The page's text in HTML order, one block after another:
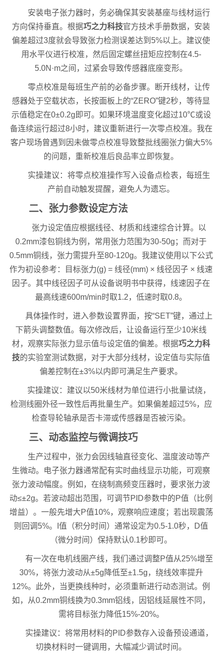
安装电子张力器时，务必确保其安装基座与线材运行
方向保持垂直。根据巧之力科技官方技术手册数据，安装
偏差超过3度就会导致张力检测误差达到5%以上。建议使
用水平仪进行校准，然后固定螺丝扭矩应控制在4.5-
5.0N·m之间，过紧会导致传感器底座变形。
零点校准是每班生产前的必备步骤。断开线材，让传
感器处于空载状态，长按面板上的“ZERO”键2秒，等待显
示值稳定在0±0.2g即可。如果环境温度变化超过10℃或设
备连续运行超过8小时，建议重新进行一次零点校准。我在
客户现场曾遇到因未做零点校准导致整批线圈张力偏大5%
的问题，重新校准后良品率立即恢复。
实操建议：将零点校准操作写入设备点检表，每班生
产前自动触发提醒，避免人为遗忘。
二、张力参数设定方法
张力设定值应根据线径、材质和线速综合计算。以
0.2mm漆包铜线为例，常用张力范围为30-50g；而对于
0.5mm铜线，张力需提升至80-120g。我建议使用以下公式
作为初设参考：目标张力(g) = 线径(mm) × 线径因子 × 线速
因子。其中线径因子可从设备说明书中获得，线速因子在
最高线速600m/min时取1.2，低速时取0.8。
具体操作时，进入参数设置界面，按“SET”键，通过上
下箭头调整数值。每次修改后，让设备运行至少10米线
材，观察实际张力显示值与设定值的偏差。根据巧之力科
技的实验室测试数据，对于大部分线材，设定值与实际值
偏差控制在±3%以内即可满足生产要求。
实操建议：建议以50米线材为单位进行小批量试绕，
检测线圈外径一致性后再批量生产。如果偏差超过5%，应
检查导轮轴承是否卡滞或传感器是否被污染。
三、动态监控与微调技巧
生产过程中，张力会因线轴直径变化、温度波动等产
生微动。电子张力器通常配有实时曲线显示功能，可观察
张力波动幅度。例如，在绕制高频变压器时，要求张力波
动≤±2g。若波动超出范围，可调节PID参数中的P值（比例
增益）。一般先增大P值10%，观察响应速度；若出现震荡
则回调5%。I值（积分时间）通常设定为0.5-1.0秒，D值
（微分时间）保持默认0.1秒即可。
有一次在电机线圈产线，我们通过调整P值从25%增至
30%，将张力波动从±5g降低至±1.5g，绕线效率提升
12%。此外，当更换线种时，必须重新进行动态测试。例
如，从0.2mm铜线换为0.3mm铝线，因铝线延展性不同，
需将目标张力降低15%-20%。
实操建议：将常用材料的PID参数存入设备预设通道，
切换材料时一键调用，大幅减少调试时间。